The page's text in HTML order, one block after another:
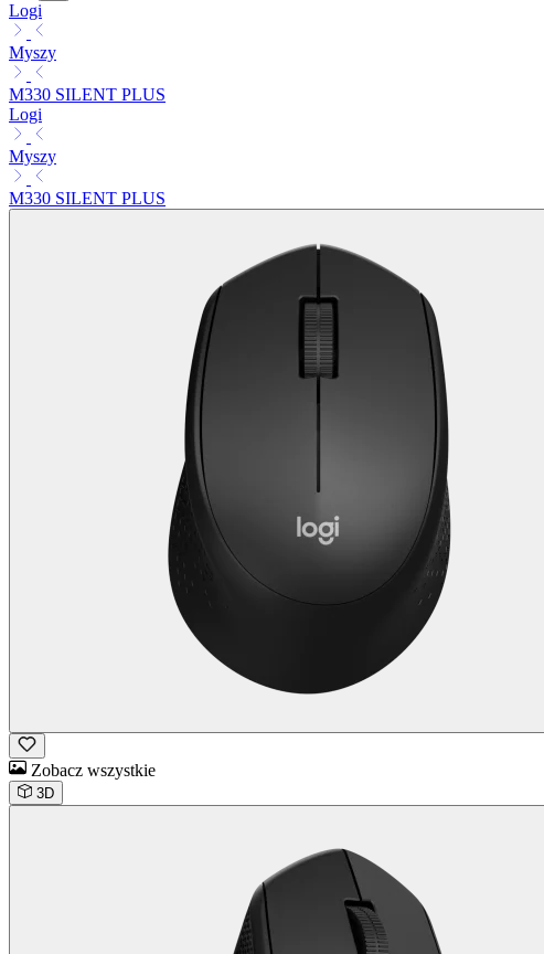
Logi
Myszy
M330 SILENT PLUS
Logi
Myszy
M330 SILENT PLUS
Zobacz wszystkie
3D